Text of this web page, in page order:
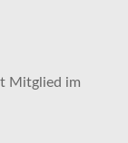
im